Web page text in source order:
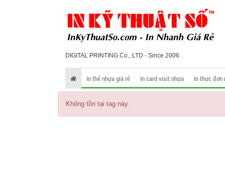
DIGITAL PRINTING Co., LTD - Since 2006
In thẻ nhựa giá rẻ In card visit nhựa In thực đơn
Không tồn tại tag này.